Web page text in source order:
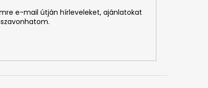
e-mail útján hírleveleket, ajánlatokat